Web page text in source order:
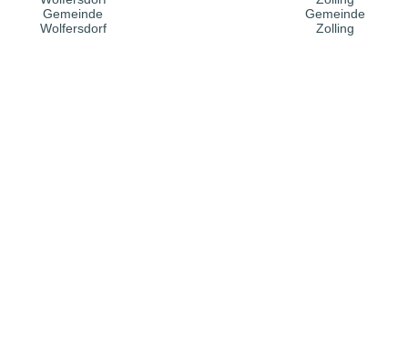
Gemeinde
Wolfersdorf
Gemeinde
Zolling